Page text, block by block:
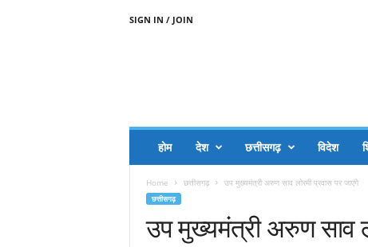
SIGN IN / JOIN
होम देश छत्तीसगढ़ विदेश
Home छत्तीसगढ़ उप मुख्यमंत्री अरुण साव लोरमी प्रवास पर जाएंगे
छत्तीसगढ़
उप मुख्यमंत्री अरुण साव